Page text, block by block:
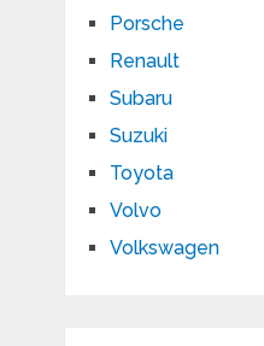
Porsche
Renault
Subaru
Suzuki
Toyota
Volvo
Volkswagen